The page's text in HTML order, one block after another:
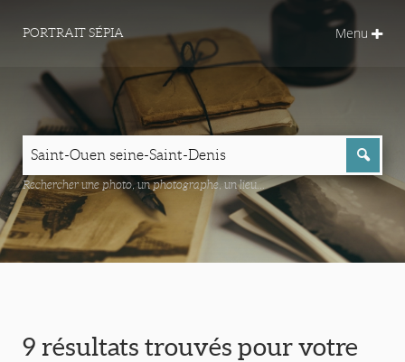
PORTRAIT SÉPIA Menu
Rechercher une photo, un photographe, un lieu...
9 résultats trouvés pour votre